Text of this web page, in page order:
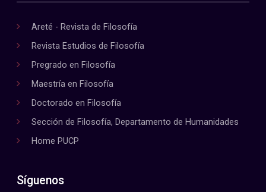
Areté - Revista de Filosofía
Revista Estudios de Filosofía
Pregrado en Filosofía
Maestría en Filosofía
Doctorado en Filosofía
Sección de Filosofía, Departamento de Humanidades
Home PUCP
Síguenos